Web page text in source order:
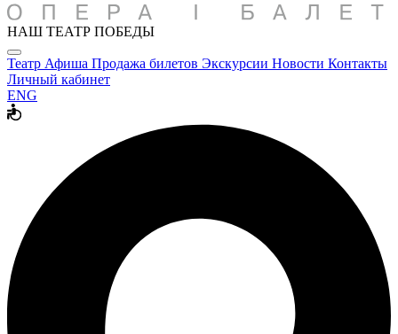
НАШ ТЕАТР ПОБЕДЫ
Театр Афиша Продажа билетов Экскурсии Новости Контакты
Личный кабинет
ENG